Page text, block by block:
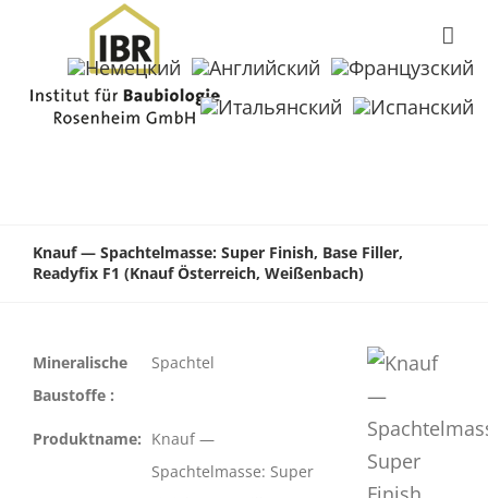
Knauf — Spachtelmasse: Super Finish, Base Filler,
Readyfix F1 (Knauf Österreich, Weißenbach)
Mineralische
Baustoffe :
Spachtel
Produktname: Knauf —
Spachtelmasse: Super